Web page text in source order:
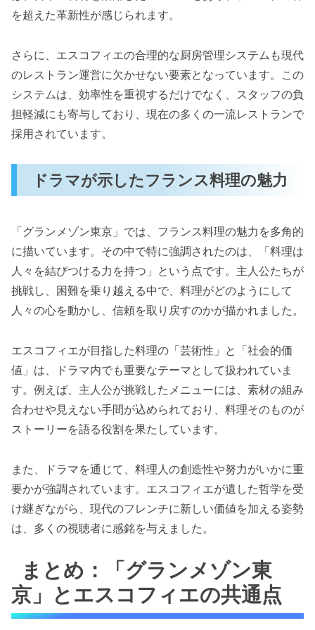
を超えた革新性が感じられます。
さらに、エスコフィエの合理的な厨房管理システムも現代
のレストラン運営に欠かせない要素となっています。この
システムは、効率性を重視するだけでなく、スタッフの負
担軽減にも寄与しており、現在の多くの一流レストランで
採用されています。
ドラマが示したフランス料理の魅力
「グランメゾン東京」では、フランス料理の魅力を多角的
に描いています。その中で特に強調されたのは、「料理は
人々を結びつける力を持つ」という点です。主人公たちが
挑戦し、困難を乗り越える中で、料理がどのようにして
人々の心を動かし、信頼を取り戻すのかが描かれました。
エスコフィエが目指した料理の「芸術性」と「社会的価
値」は、ドラマ内でも重要なテーマとして扱われていま
す。例えば、主人公が挑戦したメニューには、素材の組み
合わせや見えない手間が込められており、料理そのものが
ストーリーを語る役割を果たしています。
また、ドラマを通じて、料理人の創造性や努力がいかに重
要かが強調されています。エスコフィエが遺した哲学を受
け継ぎながら、現代のフレンチに新しい価値を加える姿勢
は、多くの視聴者に感銘を与えました。
まとめ：「グランメゾン東
京」とエスコフィエの共通点